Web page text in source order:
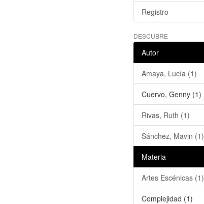
Registro
DESCUBRE
Autor
Amaya, Lucía (1)
Cuervo, Genny (1)
Rivas, Ruth (1)
Sánchez, Mavin (1)
Materia
Artes Escénicas (1)
Complejidad (1)